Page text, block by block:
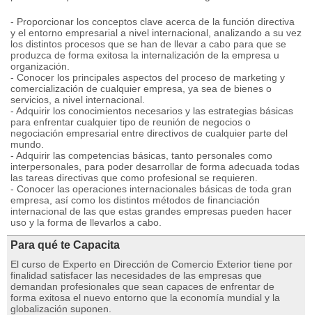
- Proporcionar los conceptos clave acerca de la función directiva
y el entorno empresarial a nivel internacional, analizando a su vez
los distintos procesos que se han de llevar a cabo para que se
produzca de forma exitosa la internalización de la empresa u
organización.
- Conocer los principales aspectos del proceso de marketing y
comercialización de cualquier empresa, ya sea de bienes o
servicios, a nivel internacional.
- Adquirir los conocimientos necesarios y las estrategias básicas
para enfrentar cualquier tipo de reunión de negocios o
negociación empresarial entre directivos de cualquier parte del
mundo.
- Adquirir las competencias básicas, tanto personales como
interpersonales, para poder desarrollar de forma adecuada todas
las tareas directivas que como profesional se requieren.
- Conocer las operaciones internacionales básicas de toda gran
empresa, así como los distintos métodos de financiación
internacional de las que estas grandes empresas pueden hacer
uso y la forma de llevarlos a cabo.
Para qué te Capacita
El curso de Experto en Dirección de Comercio Exterior tiene por
finalidad satisfacer las necesidades de las empresas que
demandan profesionales que sean capaces de enfrentar de
forma exitosa el nuevo entorno que la economía mundial y la
globalización suponen.